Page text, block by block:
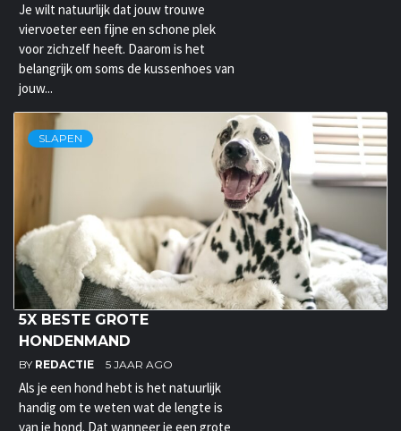
Je wilt natuurlijk dat jouw trouwe
viervoeter een fijne en schone plek
voor zichzelf heeft. Daarom is het
belangrijk om soms de kussenhoes van
jouw...
SLAPEN
5X BESTE GROTE
HONDENMAND
BY REDACTIE 5 JAAR AGO
Als je een hond hebt is het natuurlijk
handig om te weten wat de lengte is
van je hond. Dat wanneer je een grote